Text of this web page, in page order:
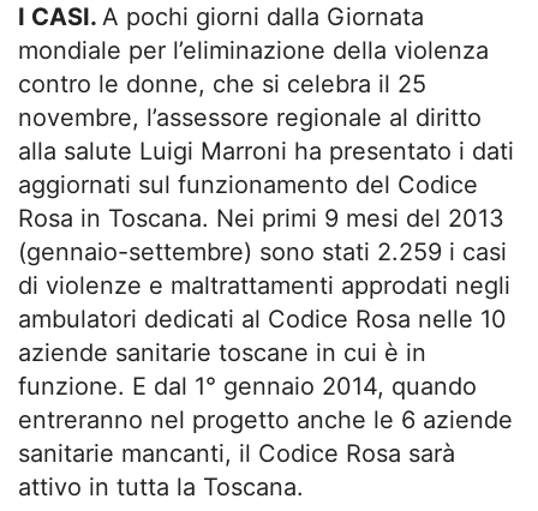
I CASI. A pochi giorni dalla Giornata
mondiale per l’eliminazione della violenza
contro le donne, che si celebra il 25
novembre, l’assessore regionale al diritto
alla salute Luigi Marroni ha presentato i dati
aggiornati sul funzionamento del Codice
Rosa in Toscana. Nei primi 9 mesi del 2013
(gennaio-settembre) sono stati 2.259 i casi
di violenze e maltrattamenti approdati negli
ambulatori dedicati al Codice Rosa nelle 10
aziende sanitarie toscane in cui è in
funzione. E dal 1° gennaio 2014, quando
entreranno nel progetto anche le 6 aziende
sanitarie mancanti, il Codice Rosa sarà
attivo in tutta la Toscana.